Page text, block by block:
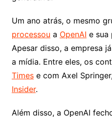
Um ano atrás, o mesmo
processou a OpenAI e sua
Apesar disso, a empresa
a mídia. Entre eles, os
Timese com Axel
Insider.
Além disso, a OpenAI